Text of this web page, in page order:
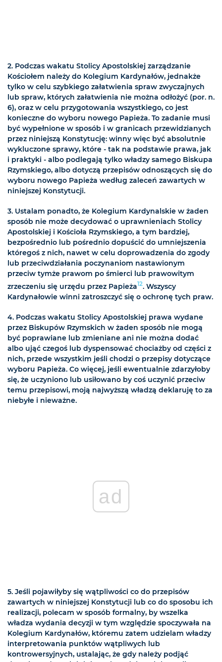
2. Podczas wakatu Stolicy Apostolskiej zarządzanie
Kościołem należy do Kolegium Kardynałów, jednakże
tylko w celu szybkiego załatwienia spraw zwyczajnych
lub spraw, których załatwienia nie można odłożyć (por. n.
6), oraz w celu przygotowania wszystkiego, co jest
konieczne do wyboru nowego Papieża. To zadanie musi
być wypełnione w sposób i w granicach przewidzianych
przez niniejszą Konstytucję: winny więc być absolutnie
wykluczone sprawy, które - tak na podstawie prawa, jak
i praktyki - albo podlegają tylko władzy samego Biskupa
Rzymskiego, albo dotyczą przepisów odnoszących się do
wyboru nowego Papieża według zaleceń zawartych w
niniejszej Konstytucji.
3. Ustalam ponadto, że Kolegium Kardynalskie w żaden
sposób nie może decydować o uprawnieniach Stolicy
Apostolskiej i Kościoła Rzymskiego, a tym bardziej,
bezpośrednio lub pośrednio dopuścić do umniejszenia
któregoś z nich, nawet w celu doprowadzenia do zgody
lub przeciwdziałania poczynaniom nastawionym
przeciw tymże prawom po śmierci lub prawowitym
zrzeczeniu się urzędu przez Papieża12. Wszyscy
Kardynałowie winni zatroszczyć się o ochronę tych praw.
4. Podczas wakatu Stolicy Apostolskiej prawa wydane
przez Biskupów Rzymskich w żaden sposób nie mogą
być poprawiane lub zmieniane ani nie można dodać
albo ująć czegoś lub dyspensować chociażby od części z
nich, przede wszystkim jeśli chodzi o przepisy dotyczące
wyboru Papieża. Co więcej, jeśli ewentualnie zdarzyłoby
się, że uczyniono lub usiłowano by coś uczynić przeciw
temu przepisowi, moją najwyższą władzą deklaruję to za
niebyłe i nieważne.
ad
5. Jeśli pojawiłyby się wątpliwości co do przepisów
zawartych w niniejszej Konstytucji lub co do sposobu ich
realizacji, polecam w sposób formalny, by wszelka
władza wydania decyzji w tym względzie spoczywała na
Kolegium Kardynałów, któremu zatem udzielam władzy
interpretowania punktów wątpliwych lub
kontrowersyjnych, ustalając, że gdy należy podjąć